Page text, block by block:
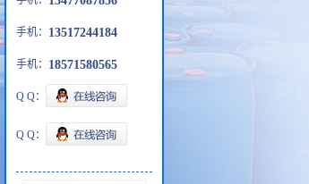
手机： 13517244184
手机： 18571580565
Q Q：
Q Q：